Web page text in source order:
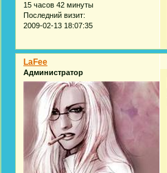
15 часов 42 минуты
Последний визит:
2009-02-13 18:07:35
LaFee
Администратор